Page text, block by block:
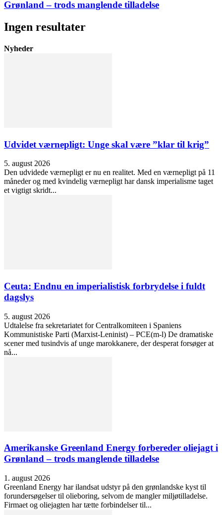
Grønland – trods manglende tilladelse
Ingen resultater
Nyheder
Udvidet værnepligt: Unge skal være ”klar til krig”
5. august 2026
Den udvidede værnepligt er nu en realitet. Med en værnepligt på 11
måneder og med kvindelig værnepligt har dansk imperialisme taget
et vigtigt skridt...
Ceuta: Endnu en imperialistisk forbrydelse i fuldt
dagslys
5. august 2026
Udtalelse fra sekretariatet for Centralkomiteen i Spaniens
Kommunistiske Parti (Marxist-Leninist) – PCE(m-l) De dramatiske
scener med tusindvis af unge marokkanere, der desperat forsøger at
nå...
Amerikanske Greenland Energy forbereder oliejagt i
Grønland – trods manglende tilladelse
1. august 2026
Greenland Energy har ilandsat udstyr på den grønlandske kyst til
forundersøgelser til olieboring, selvom de mangler miljøtilladelse.
Firmaet og oliejagten har tætte forbindelser til...